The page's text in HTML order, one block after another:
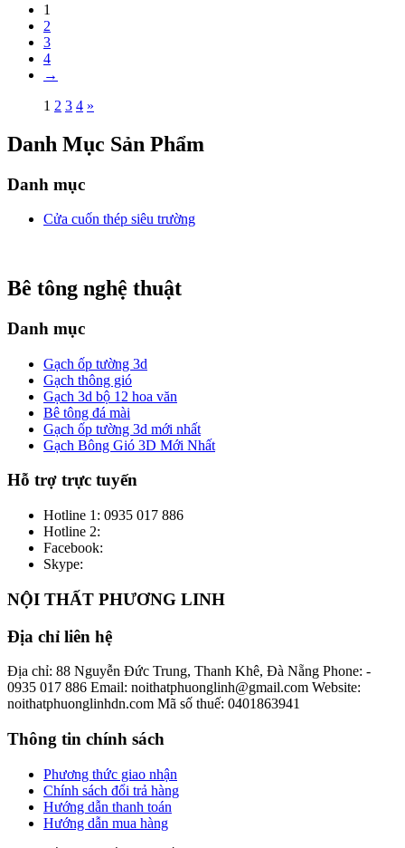
1
2
3
4
→
1 2 3 4 »
Danh Mục Sản Phẩm
Danh mục
Cửa cuốn thép siêu trường
Bê tông nghệ thuật
Danh mục
Gạch ốp tường 3d
Gạch thông gió
Gạch 3d bộ 12 hoa văn
Bê tông đá mài
Gạch ốp tường 3d mới nhất
Gạch Bông Gió 3D Mới Nhất
Hỗ trợ trực tuyến
Hotline 1: 0935 017 886
Hotline 2:
Facebook:
Skype:
NỘI THẤT PHƯƠNG LINH
Địa chỉ liên hệ
Địa chỉ: 88 Nguyễn Đức Trung, Thanh Khê, Đà Nẵng Phone: -
0935 017 886 Email: noithatphuonglinh@gmail.com Website:
noithatphuonglinhdn.com Mã số thuế: 0401863941
Thông tin chính sách
Phương thức giao nhận
Chính sách đổi trả hàng
Hướng dẫn thanh toán
Hướng dẫn mua hàng